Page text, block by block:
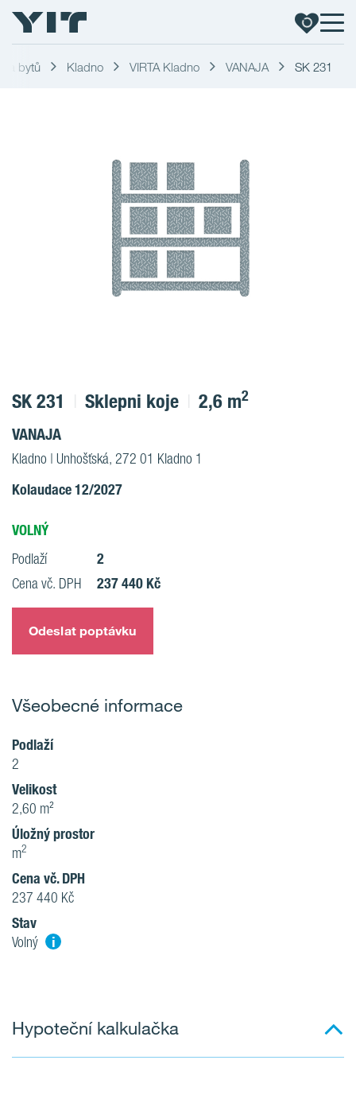
bytů Kladno VIRTA Kladno VANAJA SK 231
SK 231 Sklepni koje 2,6 m2
VANAJA
Kladno | Unhošťská, 272 01 Kladno 1
Kolaudace 12/2027
VOLNÝ
Podlaží 2
Cena vč. DPH 237 440 Kč
Odeslat poptávku
Všeobecné informace
Podlaží
2
Velikost
2,60 m²
Úložný prostor
m2
Cena vč. DPH
237 440 Kč
Stav
Volný i
Hypoteční kalkulačka